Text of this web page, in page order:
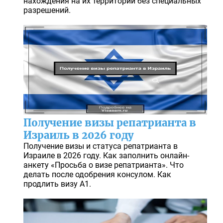
разрешений.
Получение визы репатрианта в
Израиль в 2026 году
Получение визы и статуса репатрианта в
Израиле в 2026 году. Как заполнить онлайн-
анкету «Просьба о визе репатрианта». Что
делать после одобрения консулом. Как
продлить визу А1.